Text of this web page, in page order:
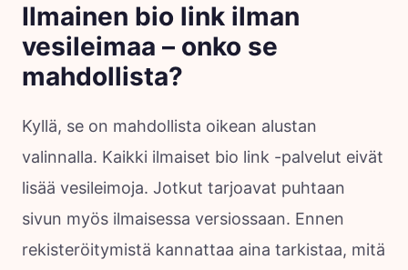
Ilmainen bio link ilman
vesileimaa – onko se
mahdollista?
Kyllä, se on mahdollista oikean alustan
valinnalla. Kaikki ilmaiset bio link -palvelut eivät
lisää vesileimoja. Jotkut tarjoavat puhtaan
sivun myös ilmaisessa versiossaan. Ennen
rekisteröitymistä kannattaa aina tarkistaa, mitä